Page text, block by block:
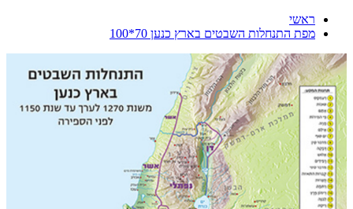
ראשי
מפת התנחלות השבטים בארץ כנען 70*100